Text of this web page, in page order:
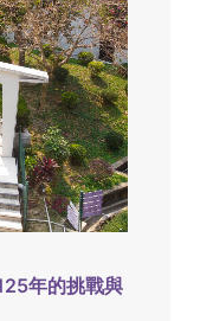
年的挑戰與